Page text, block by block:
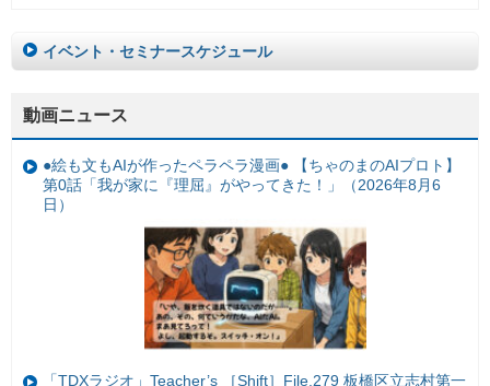
イベント・セミナースケジュール
動画ニュース
●絵も文もAIが作ったペラペラ漫画● 【ちゃのまのAIプロト】
第0話「我が家に『理屈』がやってきた！」（2026年8月6
日）
「TDXラジオ」Teacher’s ［Shift］File.279 板橋区立志村第一